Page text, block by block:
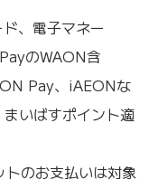
、電子マネー
のWAON含
Pay、iAEONな
いばすポイント適
のお支払いは対象